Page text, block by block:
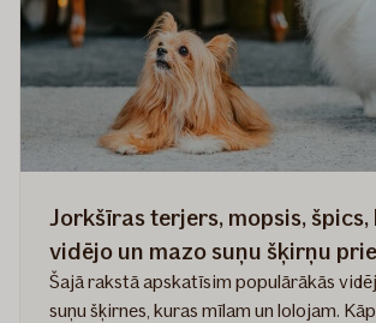
Jorkšīras terjers, mopsis,
vidējo un mazo suņu šķirņu
Šajā rakstā apskatīsim populārākās
suņu šķirnes, kuras mīlam un lolojam.